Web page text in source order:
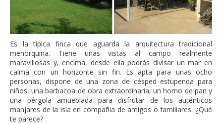
Es la típica finca que aguarda la arquitectura tradicional
menorquina. Tiene unas vistas al campo realmente
maravillosas y, encima, desde ella podrás divisar un mar en
calma con un horizonte sin fin. Es apta para unas ocho
personas, dispone de una zona de césped estupenda para
niños, una barbacoa de obra extraordinaria, un horno de pan y
una pérgola amueblada para disfrutar de los auténticos
manjares de la isla en compañía de amigos o familiares. ¿Qué
te parece?